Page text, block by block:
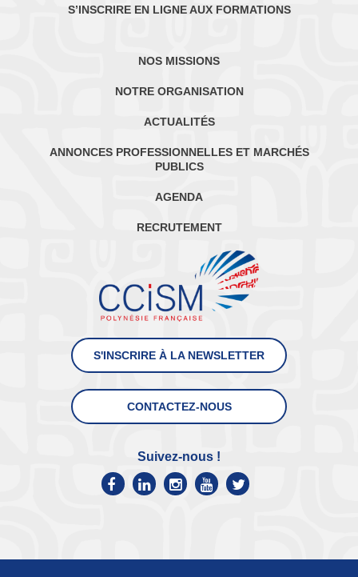
S’INSCRIRE EN LIGNE AUX FORMATIONS
NOS MISSIONS
NOTRE ORGANISATION
ACTUALITÉS
ANNONCES PROFESSIONNELLES ET MARCHÉS
PUBLICS
AGENDA
RECRUTEMENT
S'INSCRIRE À LA NEWSLETTER
CONTACTEZ-NOUS
Suivez-nous !